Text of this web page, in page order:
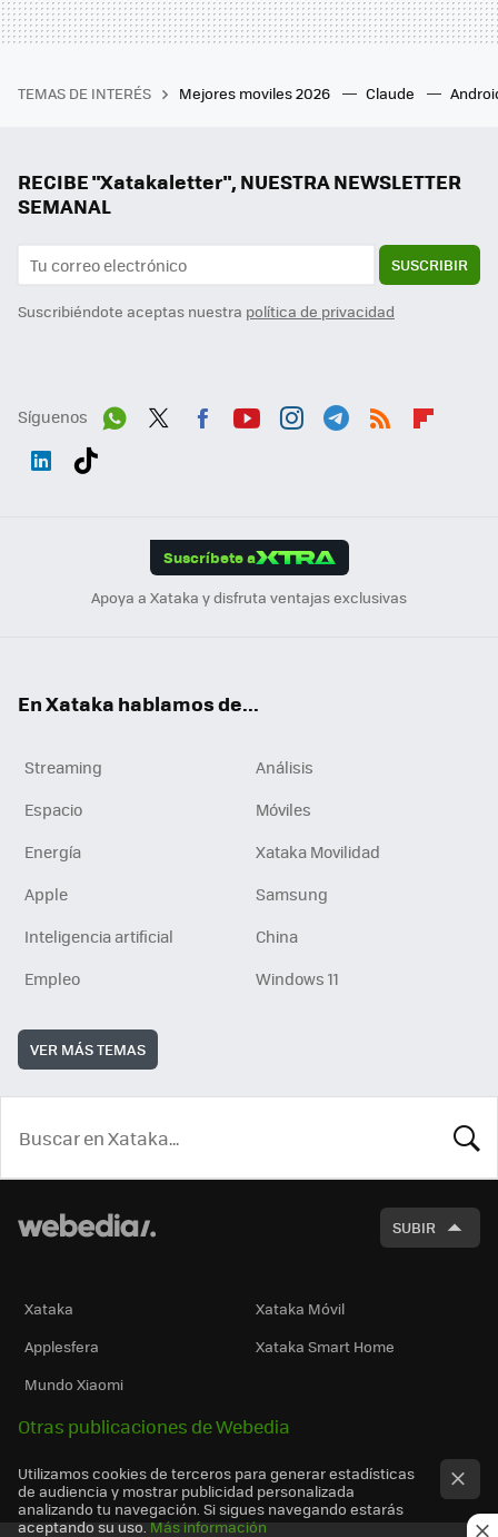
TEMAS DE INTERÉS Mejores moviles 2026 Claude
RECIBE "Xatakaletter", NUESTRA NEWSLETTER
SEMANAL
SUSCRIBIR
Suscribiéndote aceptas nuestra política de privacidad
Síguenos
Suscríbete a
Apoya a Xataka y disfruta ventajas exclusivas
En Xataka hablamos de...
Streaming
Análisis
Espacio
Móviles
Energía
Xataka Movilidad
Apple
Samsung
Inteligencia artificial
China
Empleo
Windows 11
VER MÁS TEMAS
SUBIR
Xataka
Xataka Móvil
Applesfera
Xataka Smart Home
Mundo Xiaomi
Otras publicaciones de Webedia
Utilizamos cookies de terceros para generar estadísticas
de audiencia y mostrar publicidad personalizada
analizando tu navegación. Si sigues navegando estarás
aceptando su uso. Más información